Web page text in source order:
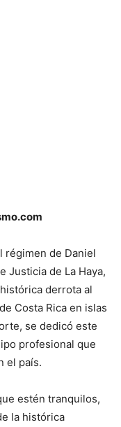
régimen de Daniel
Justicia de La Haya,
derrota al
Costa Rica en islas
se dedicó este
profesional que
el país.
estén tranquilos,
la histórica